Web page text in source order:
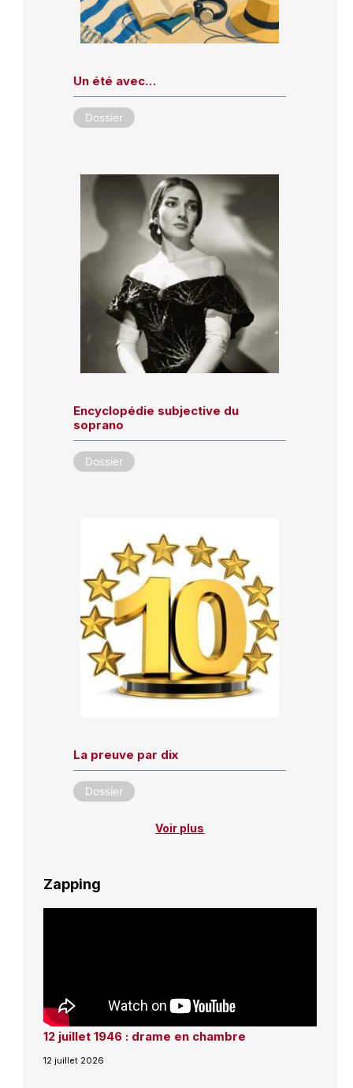
Un été avec…
Dossier
Encyclopédie subjective du
soprano
Dossier
La preuve par dix
Dossier
Voir plus
Zapping
12 juillet 1946 : drame en chambre
12 juillet 2026